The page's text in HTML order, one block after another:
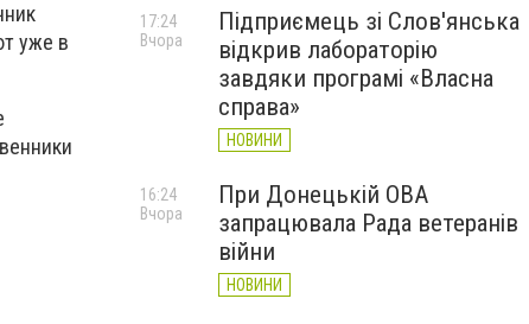
уже в
Підприємець зі Слов'янська
відкрив лабораторію
завдяки програмі «Власна
справа»
НОВИНИ
17:24
Вчора
При Донецькій ОВА
запрацювала Рада ветеранів
війни
НОВИНИ
16:24
Вчора